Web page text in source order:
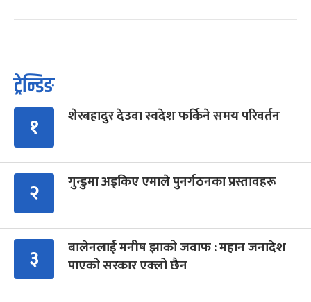
ट्रेन्डिङ
१ शेरबहादुर देउवा स्वदेश फर्किने समय परिवर्तन
२ गुन्डुमा अड्किए एमाले पुनर्गठनका प्रस्तावहरू
३
बालेनलाई मनीष झाको जवाफ : महान जनादेश
पाएको सरकार एक्लो छैन